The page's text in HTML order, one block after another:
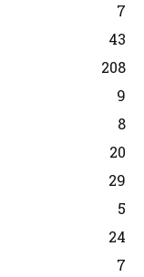
7
43
208
9
8
20
29
5
24
7